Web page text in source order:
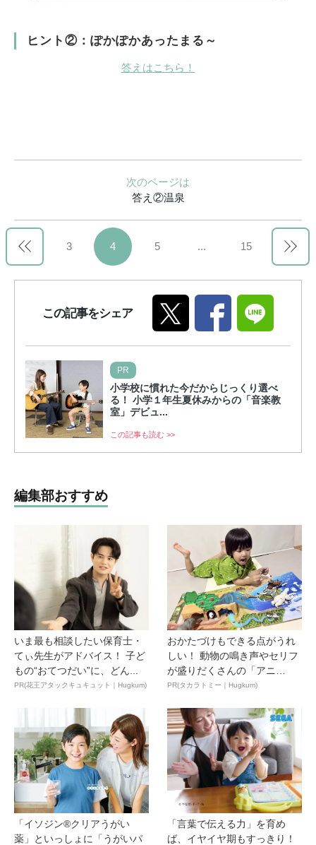
ヒント②：ぽかぽかあったまる～
答えはこちら！
次のページは
答え②温泉
3 4 5 ... 15
この記事をシェア
PR
小学校に慣れた今だからじっくり選べ
る！ 小学１年生夏休みからの「音楽教
室」デビュ...
この記事も読む >>
編集部おすすめ
いま最も相談したい保育士・
てぃ先生がアドバイス！ 子ど
もの“おてつだい”に、どん...
PR(花王アタックキュキュット｜Hugkum)
おかたづけもできる点がうれ
しい！ 動物の鳴き声やセリフ
が盛りだくさんの「アニ
ア ...
PR(タカラトミー｜Hugkum)
「イソジン®クリアうがい
薬」といっしょに「うがいパ
「言葉で伝える力」を育め
ば、イヤイヤ期もすっきり！